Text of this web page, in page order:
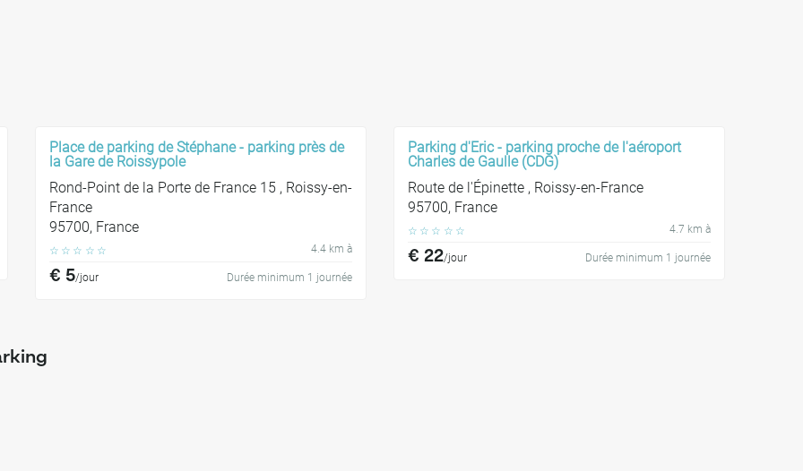
Place de parking de Stéphane - parking près de
la Gare de Roissypole
Rond-Point de la Porte de France 15 , Roissy-en-
France
95700, France
☆ ☆ ☆ ☆ ☆ 4.4 km à
€ 5/jour Durée minimum 1 journée
Parking d'Eric - parking proche de l'aéroport
Charles de Gaulle (CDG)
Route de l'Épinette , Roissy-en-France
95700, France
☆ ☆ ☆ ☆ ☆ 4.7 km à
€ 22/jour Durée minimum 1 journée